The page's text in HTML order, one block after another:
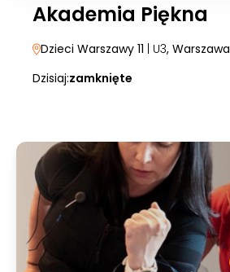
Akademia Piękna
Dzieci Warszawy 11 | U3, Warszawa
Dzisiaj:zamknięte